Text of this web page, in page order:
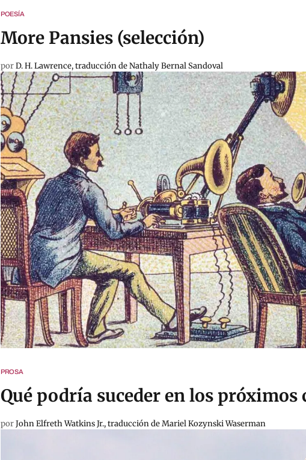
POESÍA
More Pansies (selección)
porD. H. Lawrence, traducción de Nathaly Bernal Sandoval
PROSA
Qué podría suceder en los próximos
porJohn Elfreth Watkins Jr., traducción de Mariel Kozynski Waserman